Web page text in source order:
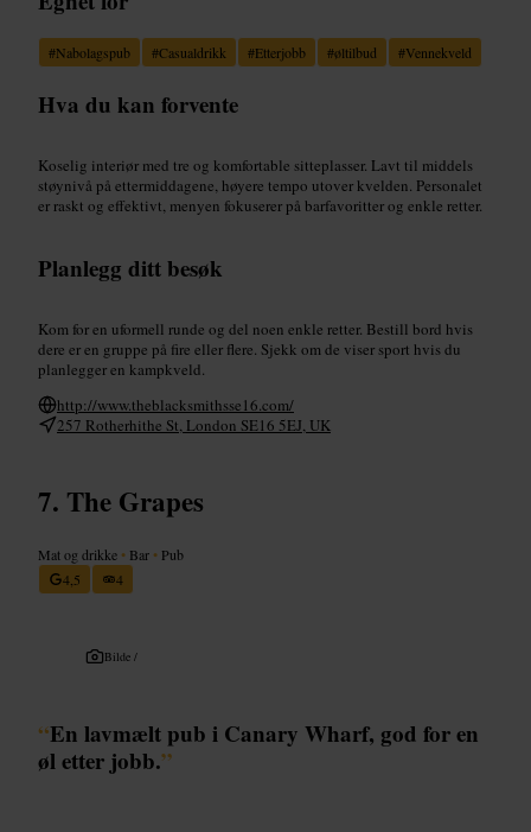
#Nabolagspub #Casualdrikk #Etterjobb #øltilbud #Vennekveld
Hva du kan forvente
Koselig interiør med tre og komfortable sitteplasser. Lavt til middels
støynivå på ettermiddagene, høyere tempo utover kvelden. Personalet
er raskt og effektivt, menyen fokuserer på barfavoritter og enkle retter.
Planlegg ditt besøk
Kom for en uformell runde og del noen enkle retter. Bestill bord hvis
dere er en gruppe på fire eller flere. Sjekk om de viser sport hvis du
planlegger en kampkveld.
http://www.theblacksmithsse16.com/
257 Rotherhithe St, London SE16 5EJ, UK
The Grapes
Mat og drikke • Bar • Pub
4,5
4
Bilde /
“En lavmælt pub i Canary Wharf, god for en
øl etter jobb.”